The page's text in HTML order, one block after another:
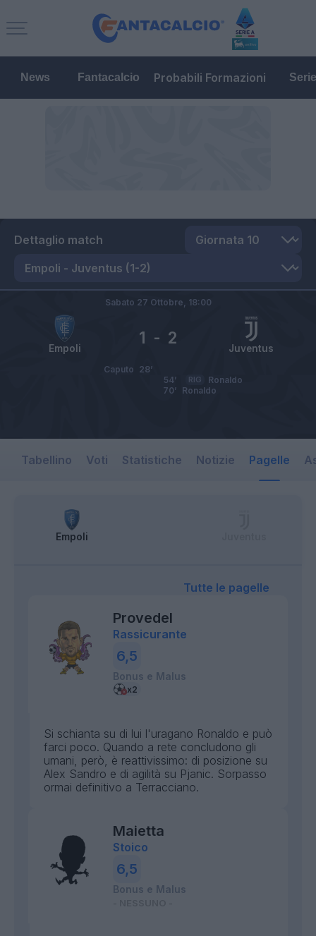
News Fantacalcio Probabili Formazioni
Dettaglio match
Empoli Juventus
1 - 2
Sabato 27 Ottobre, 18:00
Caputo 28’
Ronaldo
RIG
54’
Ronaldo
70’
Tabellino Voti Statistiche Notizie Pagelle
Empoli
Tutte le pagelle
Provedel
Rassicurante
6,5
Bonus e Malus
Si schianta su di lui l'uragano Ronaldo e può
farci poco. Quando a rete concludono gli
umani, però, è reattivissimo: di posizione su
Alex Sandro e di agilità su Pjanic. Sorpasso
ormai definitivo a Terracciano.
Maietta
Stoico
6,5
Bonus e Malus